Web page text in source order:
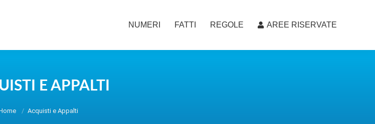
NUMERI FATTI REGOLE AREE RISERVATE
E APPALTI
are here:Acquisti e Appalti